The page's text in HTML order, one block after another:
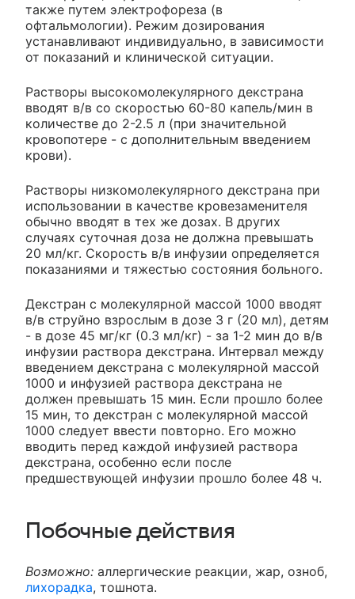
также путем электрофореза (в
офтальмологии). Режим дозирования
устанавливают индивидуально, в зависимости
от показаний и клинической ситуации.
Растворы высокомолекулярного декстрана
вводят в/в со скоростью 60-80 капель/мин в
количестве до 2-2.5 л (при значительной
кровопотере - с дополнительным введением
крови).
Растворы низкомолекулярного декстрана при
использовании в качестве кровезаменителя
обычно вводят в тех же дозах. В других
случаях суточная доза не должна превышать
20 мл/кг. Скорость в/в инфузии определяется
показаниями и тяжестью состояния больного.
Декстран с молекулярной массой 1000 вводят
в/в струйно взрослым в дозе 3 г (20 мл), детям
- в дозе 45 мг/кг (0.3 мл/кг) - за 1-2 мин до в/в
инфузии раствора декстрана. Интервал между
введением декстрана с молекулярной массой
1000 и инфузией раствора декстрана не
должен превышать 15 мин. Если прошло более
15 мин, то декстран с молекулярной массой
1000 следует ввести повторно. Его можно
вводить перед каждой инфузией раствора
декстрана, особенно если после
предшествующей инфузии прошло более 48 ч.
Побочные действия
Возможно: аллергические реакции, жар, озноб,
лихорадка, тошнота.